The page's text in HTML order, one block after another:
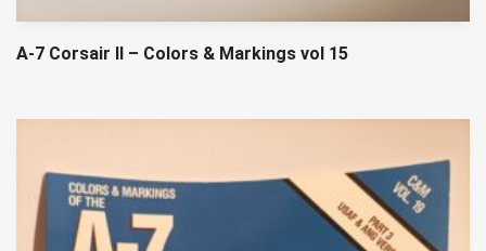
A-7 Corsair II – Colors & Markings vol 15